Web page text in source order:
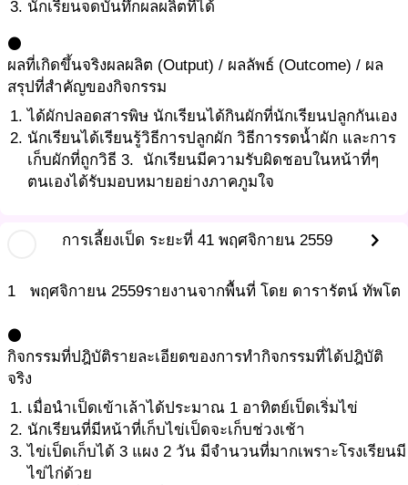
นักเรียนจดบันทึกผลผลิตที่ได้
circle
ผลที่เกิดขึ้นจริงผลผลิต (Output) / ผลลัพธ์ (Outcome) / ผล
สรุปที่สำคัญของกิจกรรม
ได้ผักปลอดสารพิษ นักเรียนได้กินผักที่นักเรียนปลูกกันเอง
นักเรียนได้เรียนรู้วิธีการปลูกผัก วิธีการรดน้ำผัก และการ
เก็บผักที่ถูกวิธี 3. นักเรียนมีความรับผิดชอบในหน้าที่ๆ
ตนเองได้รับมอบหมายอย่างภาคภูมใจ
การเลี้ยงเป็ด ระยะที่ 41 พฤศจิกายน 2559 chevron_right
1 พฤศจิกายน 2559รายงานจากพื้นที่ โดย ดารารัตน์ ทัพโต
circle
กิจกรรมที่ปฎิบัติรายละเอียดของการทำกิจกรรมที่ได้ปฎิบัติ
จริง
เมื่อนำเป็ดเข้าเล้าได้ประมาณ 1 อาทิตย์เป็ดเริ่มไข่
นักเรียนที่มีหน้าที่เก็บไข่เป็ดจะเก็บช่วงเช้า
ไข่เป็ดเก็บได้ 3 แผง 2 วัน มีจำนวนที่มากเพราะโรงเรียนมี
ไข่ไก่ด้วย